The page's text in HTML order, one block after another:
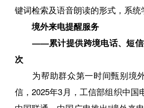
键词检索及语音朗读的形式，系统
境外来电提醒服务
——累计提供跨境电话、短信
次
为帮助群众第一时间甄别境
信，2025年3月，工信部组织中国